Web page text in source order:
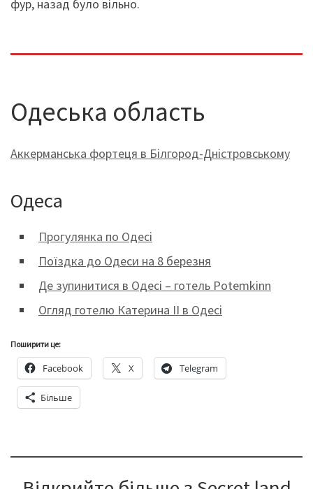
фур, назад було вільно.
Одеська область
Аккерманська фортеця в Білгород-Дністровському
Одеса
Прогулянка по Одесі
Поїздка до Одеси на 8 березня
Де зупинитися в Одесі – готель Potemkinn
Огляд готелю Катерина II в Одесі
Поширити це:
Facebook X Telegram
Більше